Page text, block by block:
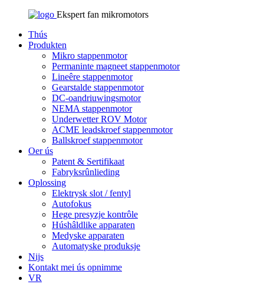
Ekspert fan mikromotors
Thús
Produkten
Mikro stappenmotor
Permaninte magneet stappenmotor
Lineêre stappenmotor
Gearstalde stappenmotor
DC-oandriuwingsmotor
NEMA stappenmotor
Underwetter ROV Motor
ACME leadskroef stappenmotor
Ballskroef stappenmotor
Oer ús
Patent & Sertifikaat
Fabryksrûnlieding
Oplossing
Elektrysk slot / fentyl
Autofokus
Hege presyzje kontrôle
Húshâldlike apparaten
Medyske apparaten
Automatyske produksje
Nijs
Kontakt mei ús opnimme
VR